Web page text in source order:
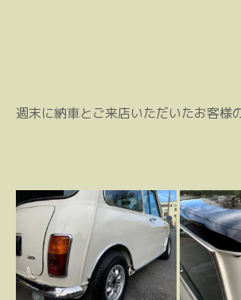
週末に納車とご来店いただいたお客様